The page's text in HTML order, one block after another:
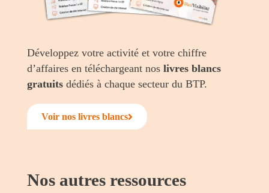
Développez votre activité et votre chiffre
d’affaires en téléchargeant nos livres blancs
gratuitsdédiés à chaque secteur du BTP.
Voir nos livres blancs
Nos autres ressources